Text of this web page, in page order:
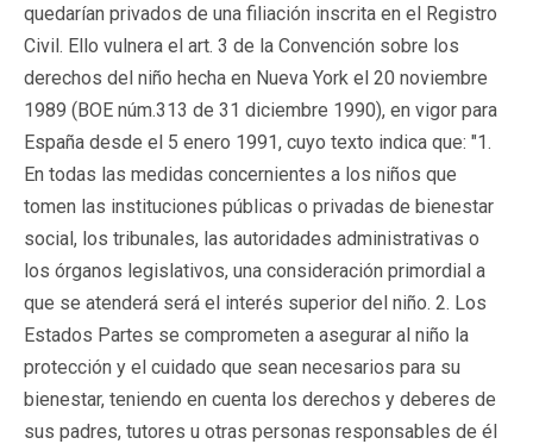
quedarían privados de una filiación inscrita en el Registro
Civil. Ello vulnera el art. 3 de la Convención sobre los
derechos del niño hecha en Nueva York el 20 noviembre
1989 (BOE núm.313 de 31 diciembre 1990), en vigor para
España desde el 5 enero 1991, cuyo texto indica que: "1.
En todas las medidas concernientes a los niños que
tomen las instituciones públicas o privadas de bienestar
social, los tribunales, las autoridades administrativas o
los órganos legislativos, una consideración primordial a
que se atenderá será el interés superior del niño. 2. Los
Estados Partes se comprometen a asegurar al niño la
protección y el cuidado que sean necesarios para su
bienestar, teniendo en cuenta los derechos y deberes de
sus padres, tutores u otras personas responsables de él